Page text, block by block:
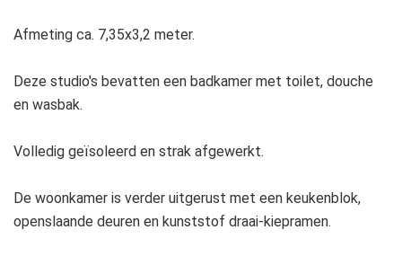
Afmeting ca. 7,35x3,2 meter.
Deze studio's bevatten een badkamer met toilet, douche
en wasbak.
Volledig geïsoleerd en strak afgewerkt.
De woonkamer is verder uitgerust met een keukenblok,
openslaande deuren en kunststof draai-kiepramen.